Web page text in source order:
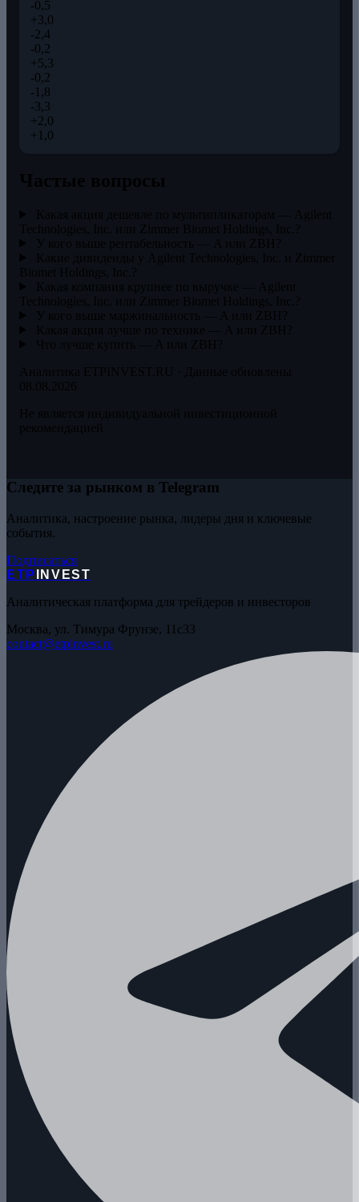
-0,5
+3,0
-2,4
-0,2
+5,3
-0,2
-1,8
-3,3
+2,0
+1,0
Следите за рынком в Telegram
Аналитика, настроение рынка, лидеры дня и ключевые
события.
Подписаться
ETP
INVEST
Аналитическая платформа для трейдеров и инвесторов
Москва, ул. Тимура Фрунзе, 11с33
contact@etpinvest.ru